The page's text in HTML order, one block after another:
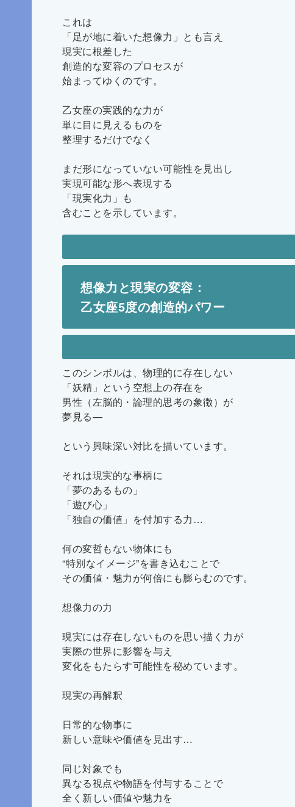
これは
「足が地に着いた想像力」とも言え
現実に根差した
創造的な変容のプロセスが
始まってゆくのです。
乙女座の実践的な力が
単に目に見えるものを
整理するだけでなく
まだ形になっていない可能性を見出し
実現可能な形へ表現する
「現実化力」も
含むことを示しています。
想像力と現実の変容：
乙女座5度の創造的パワー
このシンボルは、物理的に存在しない
「妖精」という空想上の存在を
男性（左脳的・論理的思考の象徴）が
夢見る—
という興味深い対比を描いています。
それは現実的な事柄に
「夢のあるもの」
「遊び心」
「独自の価値」を付加する力…
何の変哲もない物体にも
“特別なイメージ”を書き込むことで
その価値・魅力が何倍にも膨らむのです。
想像力の力
現実には存在しないものを思い描く力が
実際の世界に影響を与え
変化をもたらす可能性を秘めています。
現実の再解釈
日常的な物事に
新しい意味や価値を見出す…
同じ対象でも
異なる視点や物語を付与することで
全く新しい価値や魅力を